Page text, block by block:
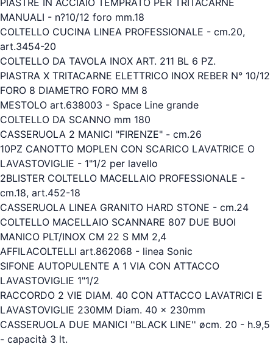
PIASTRE IN ACCIAIO TEMPRATO PER TRITACARNE
MANUALI - n?10/12 foro mm.18
COLTELLO CUCINA LINEA PROFESSIONALE - cm.20,
art.3454-20
COLTELLO DA TAVOLA INOX ART. 211 BL 6 PZ.
PIASTRA X TRITACARNE ELETTRICO INOX REBER N° 10/12
FORO 8 DIAMETRO FORO MM 8
MESTOLO art.638003 - Space Line grande
COLTELLO DA SCANNO mm 180
CASSERUOLA 2 MANICI "FIRENZE" - cm.26
10PZ CANOTTO MOPLEN CON SCARICO LAVATRICE O
LAVASTOVIGLIE - 1"1/2 per lavello
2BLISTER COLTELLO MACELLAIO PROFESSIONALE -
cm.18, art.452-18
CASSERUOLA LINEA GRANITO HARD STONE - cm.24
COLTELLO MACELLAIO SCANNARE 807 DUE BUOI
MANICO PLT/INOX CM 22 S MM 2,4
AFFILACOLTELLI art.862068 - linea Sonic
SIFONE AUTOPULENTE A 1 VIA CON ATTACCO
LAVASTOVIGLIE 1"1/2
RACCORDO 2 VIE DIAM. 40 CON ATTACCO LAVATRICI E
LAVASTOVIGLIE 230MM Diam. 40 x 230mm
CASSERUOLA DUE MANICI ''BLACK LINE'' øcm. 20 - h.9,5
- capacità 3 lt.